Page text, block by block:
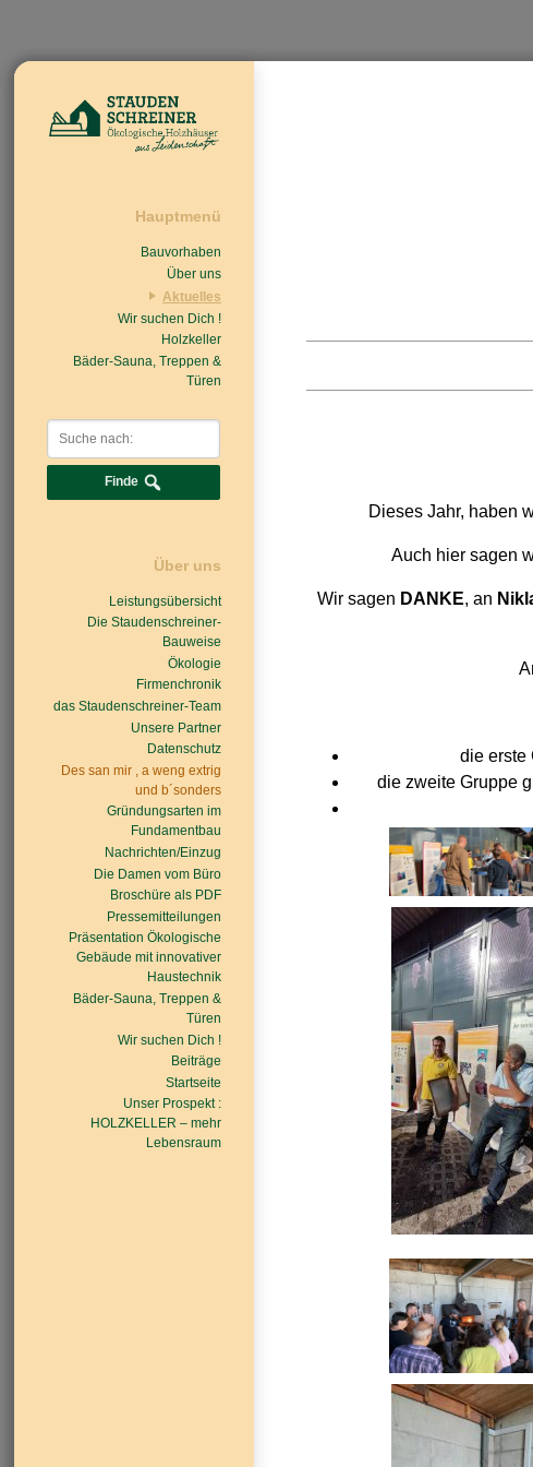
Hauptmenü
Bauvorhaben
Über uns
Aktuelles
Beiträge
Nachrichten/Einzug
Wir suchen Dich !
Holzkeller
Bäder-Sauna, Treppen &
Türen
Finde
Über uns
Leistungsübersicht
Die Staudenschreiner-
Bauweise
Ökologie
Firmenchronik
das Staudenschreiner-Team
Unsere Partner
Datenschutz
Des san mir , a weng extrig
und b´sonders
Gründungsarten im
Fundamentbau
Nachrichten/Einzug
Die Damen vom Büro
Broschüre als PDF
Pressemitteilungen
Präsentation Ökologische
Gebäude mit innovativer
Haustechnik
Bäder-Sauna, Treppen &
Türen
Wir suchen Dich !
Beiträge
Startseite
Unser Prospekt :
HOLZKELLER – mehr
Lebensraum
Dieses Jahr, haben
Auch hier sagen
Wir sagen DANKE, an
die erste
die zweite Gruppe